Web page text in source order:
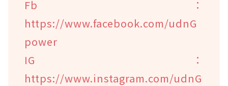
Fb：
https://www.facebook.com/udnG
power
IG：
https://www.instagram.com/udnG